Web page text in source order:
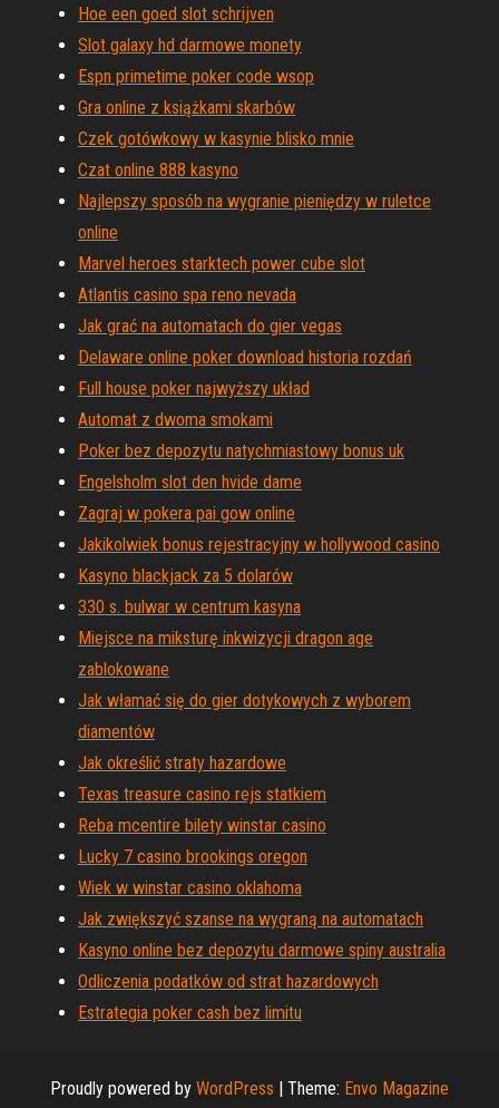
Hoe een goed slot schrijven
Slot galaxy hd darmowe monety
Espn primetime poker code wsop
Gra online z książkami skarbów
Czek gotówkowy w kasynie blisko mnie
Czat online 888 kasyno
Najlepszy sposób na wygranie pieniędzy w ruletce
online
Marvel heroes starktech power cube slot
Atlantis casino spa reno nevada
Jak grać na automatach do gier vegas
Delaware online poker download historia rozdań
Full house poker najwyższy układ
Automat z dwoma smokami
Poker bez depozytu natychmiastowy bonus uk
Engelsholm slot den hvide dame
Zagraj w pokera pai gow online
Jakikolwiek bonus rejestracyjny w hollywood casino
Kasyno blackjack za 5 dolarów
330 s. bulwar w centrum kasyna
Miejsce na miksturę inkwizycji dragon age
zablokowane
Jak włamać się do gier dotykowych z wyborem
diamentów
Jak określić straty hazardowe
Texas treasure casino rejs statkiem
Reba mcentire bilety winstar casino
Lucky 7 casino brookings oregon
Wiek w winstar casino oklahoma
Jak zwiększyć szanse na wygraną na automatach
Kasyno online bez depozytu darmowe spiny australia
Odliczenia podatków od strat hazardowych
Estrategia poker cash bez limitu
Proudly powered by WordPress | Theme: Envo Magazine